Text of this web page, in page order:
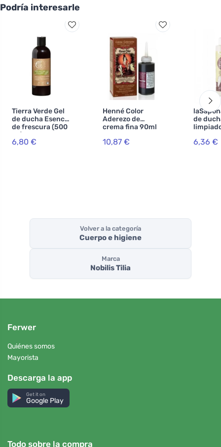
Podría interesarle
Tierra Verde Gel
de ducha Esencia
de frescura (500
ml)
6,80 €
Henné Color
Aderezo de
crema fina 90ml
10,87 €
de
vainilla
6,36 €
Volver a la categoría
Cuerpo e higiene
Marca
Nobilis Tilia
Ferwer
Quiénes somos
Mayorista
Descarga la app
Get it on
Google Play
Todo sobre la compra